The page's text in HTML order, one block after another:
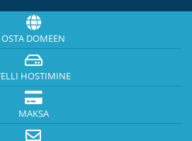
OSTA DOMEEN
HOSTIMINE
MAKSA